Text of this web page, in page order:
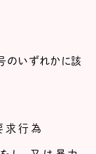
のいずれかに該
求行為